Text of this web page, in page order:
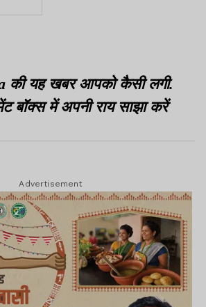
की यह खबर आपको कैसी लगी.
बॉक्स में अपनी राय साझा करें
Advertisement